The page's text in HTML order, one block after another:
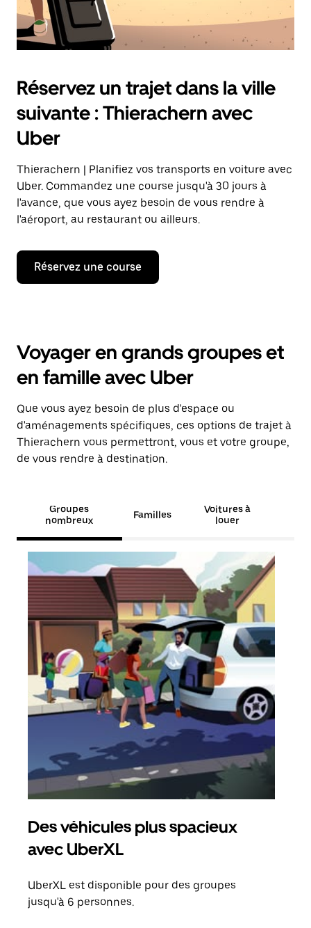
Réservez un trajet dans la ville
suivante : Thierachern avec
Uber
Thierachern | Planifiez vos transports en voiture avec
Uber. Commandez une course jusqu'à 30 jours à
l'avance, que vous ayez besoin de vous rendre à
l'aéroport, au restaurant ou ailleurs.
Réservez une course
Voyager en grands groupes et
en famille avec Uber
Que vous ayez besoin de plus d'espace ou
d'aménagements spécifiques, ces options de trajet à
Thierachern vous permettront, vous et votre groupe,
de vous rendre à destination.
Groupes
nombreux
Familles
Voitures à
louer
Des véhicules plus spacieux
avec UberXL
UberXL est disponible pour des groupes
jusqu'à 6 personnes.